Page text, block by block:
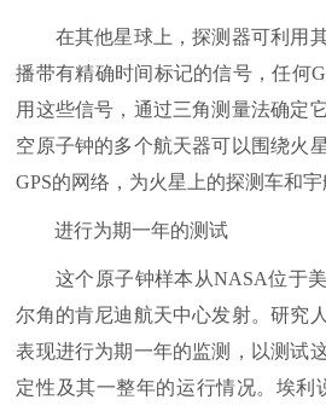
在其他星球上，探测器可利用其
播带有精确时间标记的信号，任何
用这些信号，通过三角测量法确定
空原子钟的多个航天器可以围绕火
GPS的网络，为火星上的探测车和宇
进行为期一年的测试
这个原子钟样本从NASA位于美
尔角的肯尼迪航天中心发射。研究
表现进行为期一年的监测，以测试
定性及其一整年的运行情况。埃利